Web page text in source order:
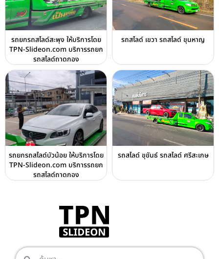
รถยกรถสไลด์สะพุง ให้บริการโดย
TPN-Slideon.com บริการรถยก
รถสไลด์ถาดกอง
รถสไลด์ เขวา รถสไลด์ ขุนหาญ
รถยกรถสไลด์บัวน้อย ให้บริการโดย
TPN-Slideon.com บริการรถยก
รถสไลด์ถาดกอง
รถสไลด์ ขุขันธ์ รถสไลด์ ศรีสะเกษ